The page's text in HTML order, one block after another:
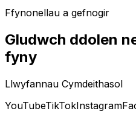
Ffynonellau a gefnogir
Gludwch ddolen
fyny
Llwyfannau Cymdeithasol
YouTubeTikTokInstagram